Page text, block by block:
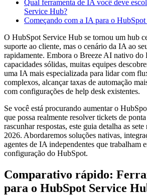
Qual ferramenta de IA você deve
Service Hub?
Começando com a IA para o
O HubSpot Service Hub se tornou um hub
suporte ao cliente, mas o cenário da IA ao
rapidamente. Embora o Breeze AI nativo do
capacidades sólidas, muitas equipes
uma IA mais especializada para lidar com
complexos, alcançar taxas de automação
com configurações de help desk existentes.
Se você está procurando aumentar o
que possa realmente resolver tickets de
rascunhar respostas, este guia detalha as
2026. Abordaremos soluções nativas,
agentes de IA independentes que trabalham
configuração do HubSpot.
Comparativo rápido:
para o HubSpot Service